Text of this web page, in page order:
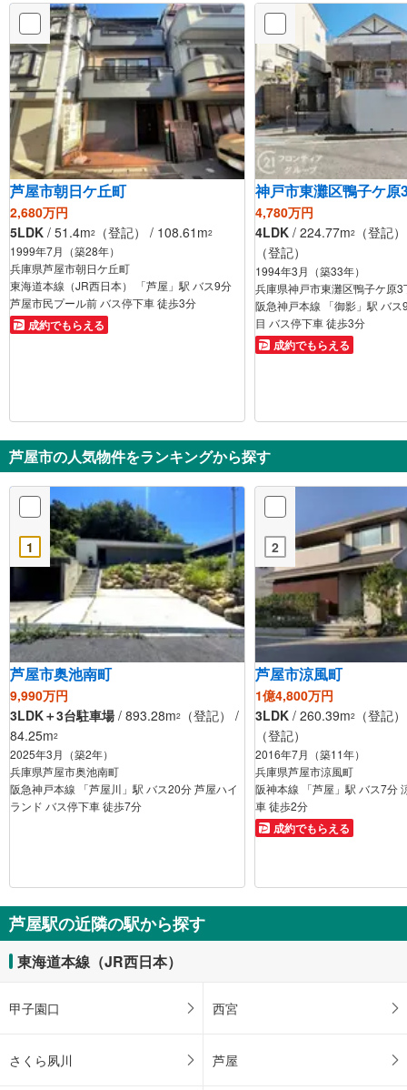
芦屋市朝日ケ丘町
2,680万円
5LDK / 51.4m2 （登記） / 108.61m2
1999年7月（築28年）
兵庫県芦屋市朝日ケ丘町
東海道本線（JR西日本） 「芦屋」駅 バス9分
芦屋市民プール前 バス停下車 徒歩3分
成約でもらえる
神戸市東灘区鴨子ケ原
4,780万円
4LDK / 224.77m2
（登記
（登記）
1994年3月（築33年）
兵庫県神戸市東灘区鴨子ケ原3
阪急神戸本線 「御影」駅 バ
目 バス停下車 徒歩3分
成約でもらえる
芦屋市の人気物件をランキングから探す
1
芦屋市奥池南町
9,990万円
3LDK＋3台駐車場/ 893.28m2
（登記） /
84.25m2
2025年3月（築2年）
兵庫県芦屋市奥池南町
阪急神戸本線 「芦屋川」駅 バス20分 芦屋ハイ
ランド バス停下車 徒歩7分
2
芦屋市涼風町
1億4,800万円
3LDK / 260.39m2
（登記
（登記）
2016年7月（築11年）
兵庫県芦屋市涼風町
阪神本線 「芦屋」駅 バス7分
車 徒歩2分
成約でもらえる
芦屋駅の近隣の駅から探す
東海道本線（JR西日本）
甲子園口 西宮
さくら夙川 芦屋